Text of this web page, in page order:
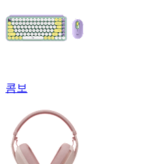
콤보